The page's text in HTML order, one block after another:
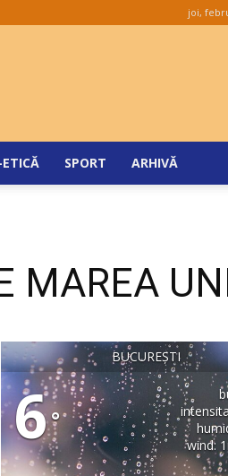
joi,
ETICĂ SPORT ARHIVĂ
MAREA
BUCUREȘTI
6°
wind: